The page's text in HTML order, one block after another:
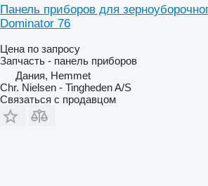
Панель приборов для
Dominator 76
Цена по запросу
Запчасть - панель приборов
Дания, Hemmet
Chr. Nielsen - Tingheden A/S
Связаться с продавцом